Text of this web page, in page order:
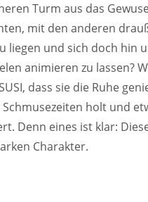
Turm aus das
mit den anderen
liegen und sich doch hin
animieren zu lassen?
dass sie die Ruhe
holt und
Denn eines ist klar:
Charakter.